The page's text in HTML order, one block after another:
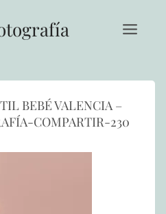
BEBÉ VALENCIA –
COMPARTIR-230